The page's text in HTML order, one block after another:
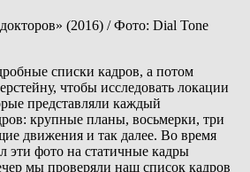
(2016) / Фото: Dial Tone
списки кадров, а потом
чтобы исследовать локации
представляли каждый
крупные планы, восьмерки, три
движения и так далее. Во время
эти фото на статичные кадры
мы проверяли наш список кадров